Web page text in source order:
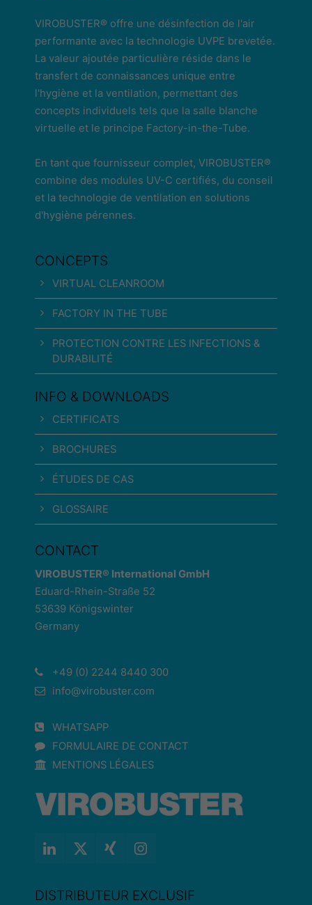
VIROBUSTER® offre une désinfection de l'air
performante avec la technologie UVPE brevetée.
La valeur ajoutée particulière réside dans le
transfert de connaissances unique entre
l'hygiène et la ventilation, permettant des
concepts individuels tels que la salle blanche
virtuelle et le principe Factory-in-the-Tube.
En tant que fournisseur complet, VIROBUSTER®
combine des modules UV-C certifiés, du conseil
et la technologie de ventilation en solutions
d'hygiène pérennes.
CONCEPTS
VIRTUAL CLEANROOM
FACTORY IN THE TUBE
PROTECTION CONTRE LES INFECTIONS &
DURABILITÉ
INFO & DOWNLOADS
CERTIFICATS
BROCHURES
ÉTUDES DE CAS
GLOSSAIRE
CONTACT
VIROBUSTER® International GmbH
Eduard-Rhein-Straße 52
53639 Königswinter
Germany
+49 (0) 2244 8440 300
info@virobuster.com
WHATSAPP
FORMULAIRE DE CONTACT
MENTIONS LÉGALES
DISTRIBUTEUR EXCLUSIF